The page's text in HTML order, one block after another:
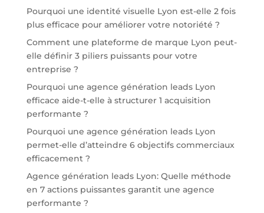
Pourquoi une identité visuelle Lyon est-elle 2 fois
plus efficace pour améliorer votre notoriété ?
Comment une plateforme de marque Lyon peut-
elle définir 3 piliers puissants pour votre
entreprise ?
Pourquoi une agence génération leads Lyon
efficace aide-t-elle à structurer 1 acquisition
performante ?
Pourquoi une agence génération leads Lyon
permet-elle d’atteindre 6 objectifs commerciaux
efficacement ?
Agence génération leads Lyon: Quelle méthode
en 7 actions puissantes garantit une agence
performante ?